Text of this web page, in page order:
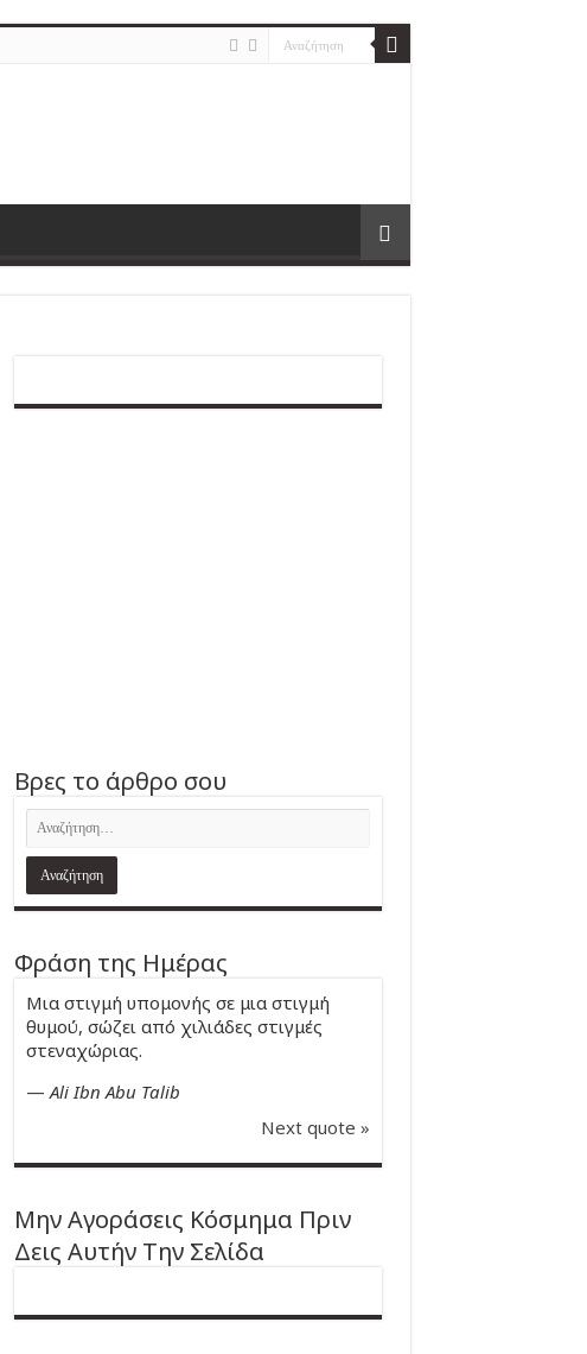
Βρες το άρθρο σου
Φράση της Ημέρας
Μια στιγμή υπομονής σε μια στιγμή
θυμού, σώζει από χιλιάδες στιγμές
στεναχώριας.
—Ali Ibn Abu Talib
Next quote »
Μην Αγοράσεις Κόσμημα Πριν
Δεις Αυτήν Την Σελίδα